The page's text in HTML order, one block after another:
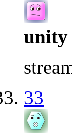
unity
33